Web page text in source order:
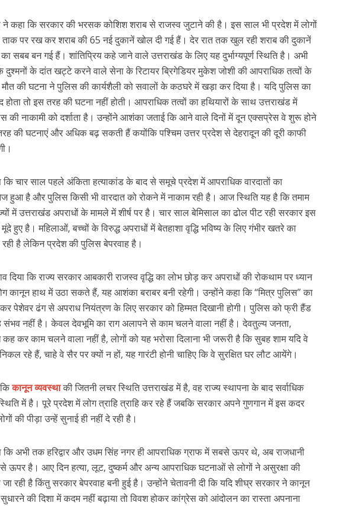
ने कहा कि सरकार की भरसक कोशिश शराब से राजस्व जुटाने की है। इस साल भी प्रदेश में लोगों
ताक पर रख कर शराब की 65 नई दुकानें खोल दी गई हैं। देर रात तक खुल रही शराब की दुकानें
का सबब बन गई हैं। शांतिप्रिय कहे जाने वाले उत्तराखंड के लिए यह दुर्भाग्यपूर्ण स्थिति है। अभी
दुश्मनों के दांत खट्टे करने वाले सेना के रिटायर ब्रिगेडियर मुकेश जोशी की आपराधिक तत्वों के
की घटना ने पुलिस की कार्यशैली को सवालों के कठघरे में खड़ा कर दिया है। यदि पुलिस का
तो इस तरह की घटना नहीं होती। आपराधिक तत्वों का हथियारों के साथ उत्तराखंड में
की नाकामी को दर्शाता है। उन्होंने आशंका जताई कि आने वाले दिनों में दून एक्सप्रेस वे शुरू होने
की घटनाएं और अधिक बढ़ सकती हैं कयोंकि पश्चिम उत्तर प्रदेश से देहरादून की दूरी काफी
कि चार साल पहले अंकिता हत्याकांड के बाद से समूचे प्रदेश में आपराधिक वारदातों का
हुआ है और पुलिस किसी भी वारदात को रोकने में नाकाम रही है। आज स्थिति यह है कि तमाम
में उत्तराखंड अपराधों के मामले में शीर्ष पर है। चार साल बेमिसाल का ढोल पीट रही सरकार इस
है। महिलाओं, बच्चों के विरुद्ध अपराधों में बेतहाशा वृद्धि भविष्य के लिए गंभीर खतरे का
है लेकिन प्रदेश की पुलिस बेपरवाह है।
दिया कि राज्य सरकार आबकारी राजस्व वृद्धि का लोभ छोड़ कर अपराधों की रोकथाम पर ध्यान
कानून हाथ में उठा सकते हैं, यह आशंका बराबर बनी रहेगी। उन्होंने कहा कि “मित्र पुलिस” का
पेशेवर ढंग से अपराध नियंत्रण के लिए सरकार को हिम्मत दिखानी होगी। पुलिस को फ्री हैंड
संभव नहीं है। केवल देवभूमि का राग अलापने से काम चलने वाला नहीं है। देवतुल्य जनता,
कर काम चलने वाला नहीं है, लोगों को यह भरोसा दिलाना भी जरूरी है कि सुबह शाम यदि वे
रहे हैं, चाहे वे सैर पर क्यों न हों, यह गारंटी होनी चाहिए कि वे सुरक्षित घर लौट आयेंगे।
किकानून व्यवस्थाकी जितनी लचर स्थिति उत्तराखंड में है, वह राज्य स्थापना के बाद सर्वाधिक
में है। पूरे प्रदेश में लोग त्राहि त्राहि कर रहे हैं जबकि सरकार अपने गुणगान में इस कदर
की पीड़ा उन्हें सुनाई ही नहीं दे रही है।
कि अभी तक हरिद्वार और उधम सिंह नगर ही आपराधिक ग्राफ में सबसे ऊपर थे, अब राजधानी
ऊपर है। आए दिन हत्या, लूट, दुष्कर्म और अन्य आपराधिक घटनाओं से लोगों ने असुरक्षा की
जा रही है किंतु सरकार बेपरवाह बनी हुई है। उन्होंने चेतावनी दी कि यदि शीघ्र सरकार ने कानून
की दिशा में कदम नहीं बढ़ाया तो विवश होकर कांग्रेस को आंदोलन का रास्ता अपनाना